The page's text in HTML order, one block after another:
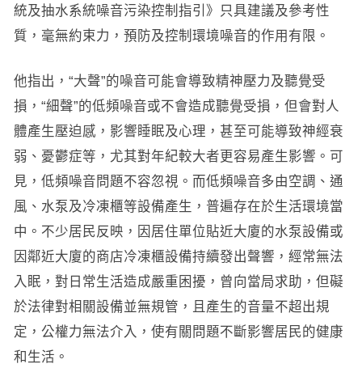
統及抽水系統噪音污染控制指引》只具建議及參考性
質，毫無約束力，預防及控制環境噪音的作用有限。
他指出，“大聲”的噪音可能會導致精神壓力及聽覺受
損，“細聲”的低頻噪音或不會造成聽覺受損，但會對人
體產生壓迫感，影響睡眠及心理，甚至可能導致神經衰
弱、憂鬱症等，尤其對年紀較大者更容易產生影響。可
見，低頻噪音問題不容忽視。而低頻噪音多由空調、通
風、水泵及冷凍櫃等設備產生，普遍存在於生活環境當
中。不少居民反映，因居住單位貼近大廈的水泵設備或
因鄰近大廈的商店冷凍櫃設備持續發出聲響，經常無法
入眠，對日常生活造成嚴重困擾，曾向當局求助，但礙
於法律對相關設備並無規管，且產生的音量不超出規
定，公權力無法介入，使有關問題不斷影響居民的健康
和生活。